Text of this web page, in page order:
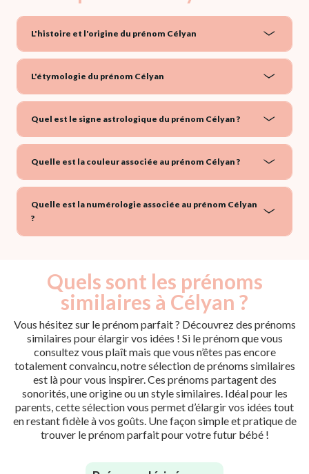
L'histoire et l'origine du prénom Célyan
L'étymologie du prénom Célyan
Quel est le signe astrologique du prénom Célyan ?
Quelle est la couleur associée au prénom Célyan ?
Quelle est la numérologie associée au prénom Célyan
?
Quels sont les prénoms
similaires à Célyan ?
Vous hésitez sur le prénom parfait ? Découvrez des prénoms
similaires pour élargir vos idées ! Si le prénom que vous
consultez vous plaît mais que vous n’êtes pas encore
totalement convaincu, notre sélection de prénoms similaires
est là pour vous inspirer. Ces prénoms partagent des
sonorités, une origine ou un style similaires. Idéal pour les
parents, cette sélection vous permet d’élargir vos idées tout
en restant fidèle à vos goûts. Une façon simple et pratique de
trouver le prénom parfait pour votre futur bébé !